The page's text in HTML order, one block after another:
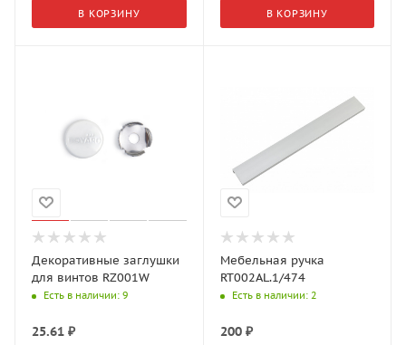
В КОРЗИНУ В КОРЗИНУ
Декоративные заглушки
для винтов RZ001W
Есть в наличии: 9
25.61 ₽
Мебельная ручка
RT002AL.1/474
Есть в наличии: 2
200₽